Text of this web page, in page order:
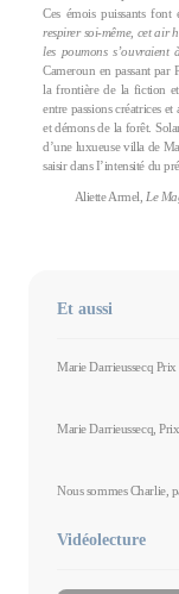
Ces émois puissants
respirer soi-même, cet air
les poumons
Cameroun en passant par
la frontière de la fiction
entre passions créatrices
et démons de la forêt.
d’une luxueuse villa de
saisir dans I’intensité du
Aliette Armel, Le
Et aussi
Marie Darrieussecq
Marie Darrieussecq,
Nous sommes Charlie,
Vidéolecture